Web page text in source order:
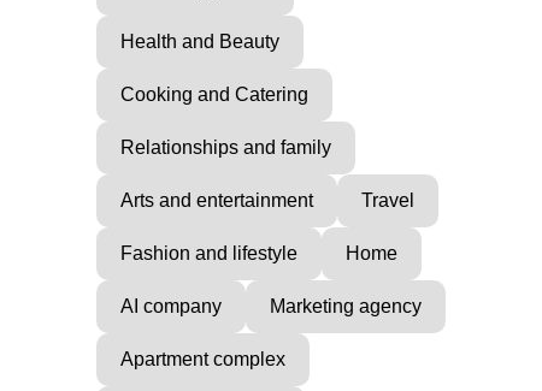
Health and Beauty
Cooking and Catering
Relationships and family
Arts and entertainment Travel
Fashion and lifestyle Home
AI company Marketing agency
Apartment complex